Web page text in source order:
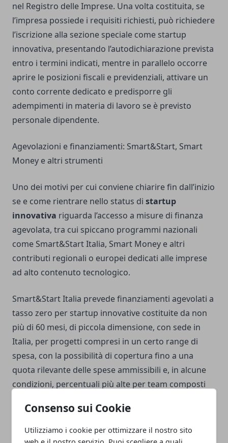
Consenso sui Cookie
Utilizziamo i cookie per ottimizzare il nostro sito
nel Registro delle Imprese. Una volta costituita, se
l’impresa possiede i requisiti richiesti, può richiedere
l’iscrizione alla sezione speciale come startup
innovativa, presentando l’autodichiarazione prevista
entro i termini indicati, mentre in parallelo occorre
aprire le posizioni fiscali e previdenziali, attivare un
conto corrente dedicato e predisporre gli
adempimenti in materia di lavoro se è previsto
personale dipendente.
Agevolazioni e finanziamenti: Smart&Start, Smart
Money e altri strumenti
Uno dei motivi per cui conviene chiarire fin dall’inizio
se e come rientrare nello status di startup
innovativa riguarda l’accesso a misure di finanza
agevolata, tra cui spiccano programmi nazionali
come Smart&Start Italia, Smart Money e altri
contributi regionali o europei dedicati alle imprese
ad alto contenuto tecnologico.
Smart&Start Italia prevede finanziamenti agevolati a
tasso zero per startup innovative costituite da non
più di 60 mesi, di piccola dimensione, con sede in
Italia, per progetti compresi in un certo range di
spesa, con la possibilità di copertura fino a una
quota rilevante delle spese ammissibili e, in alcune
condizioni, percentuali più alte per team composti
Accanto al finanziamento a tasso zero può essere
previsto, in determinate misure, un contributo a